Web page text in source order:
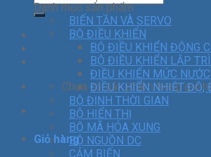
Chưa có sản phẩm trong giỏ
Giỏ hàng
Danh mục sản phẩm
BIẾN TẦN VÀ SERVO
BỘ ĐIỀU KHIỂN
BỘ ĐIỀU KHIỂN ĐỘNG
BỘ ĐIỀU KHIỂN LẬP
ĐIỀU KHIỂN MỨC NƯỚC
ĐIỀU KHIỂN NHIỆT ĐỘ,
BỘ ĐỊNH THỜI GIAN
BỘ HIỂN THỊ
BỘ MÃ HÓA XUNG
BỘ NGUỒN DC
CẢM BIẾN